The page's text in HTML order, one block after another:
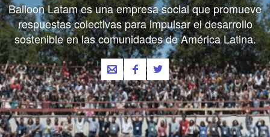
Balloon Latam es una empresa social que promueve
respuestas colectivas para impulsar el desarrollo
sostenible en las comunidades de América Latina.